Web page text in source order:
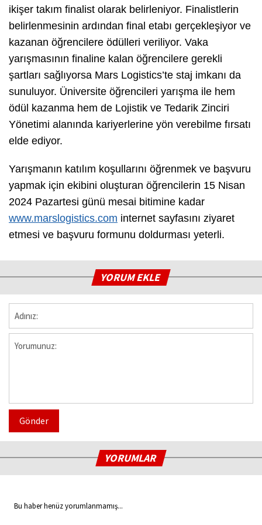
ikişer takım finalist olarak belirleniyor. Finalistlerin
belirlenmesinin ardından final etabı gerçekleşiyor ve
kazanan öğrencilere ödülleri veriliyor. Vaka
yarışmasının finaline kalan öğrencilere gerekli
şartları sağlıyorsa Mars Logistics’te staj imkanı da
sunuluyor. Üniversite öğrencileri yarışma ile hem
ödül kazanma hem de Lojistik ve Tedarik Zinciri
Yönetimi alanında kariyerlerine yön verebilme fırsatı
elde ediyor.
Yarışmanın katılım koşullarını öğrenmek ve başvuru
yapmak için ekibini oluşturan öğrencilerin 15 Nisan
2024 Pazartesi günü mesai bitimine kadar
www.marslogistics.com internet sayfasını ziyaret
etmesi ve başvuru formunu doldurması yeterli.
YORUM EKLE
Gönder
YORUMLAR
Bu haber henüz yorumlanmamış...